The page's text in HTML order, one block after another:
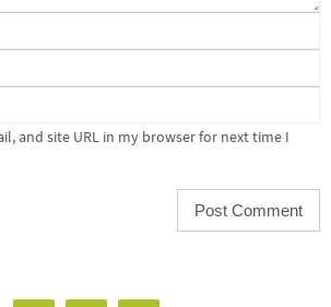
and site URL in my browser for next time I